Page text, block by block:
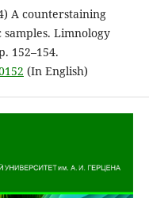
A counterstaining
Limnology
152–154.
(In English)